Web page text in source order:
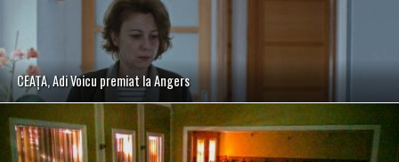
CEAȚA, Adi Voicu premiat la Angers